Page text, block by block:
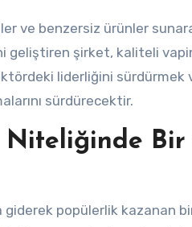
ve benzersiz ürünler
geliştiren şirket, kaliteli
liderliğini sürdürmek
sürdürecektir.
Bir
giderek popülerlik kazanan